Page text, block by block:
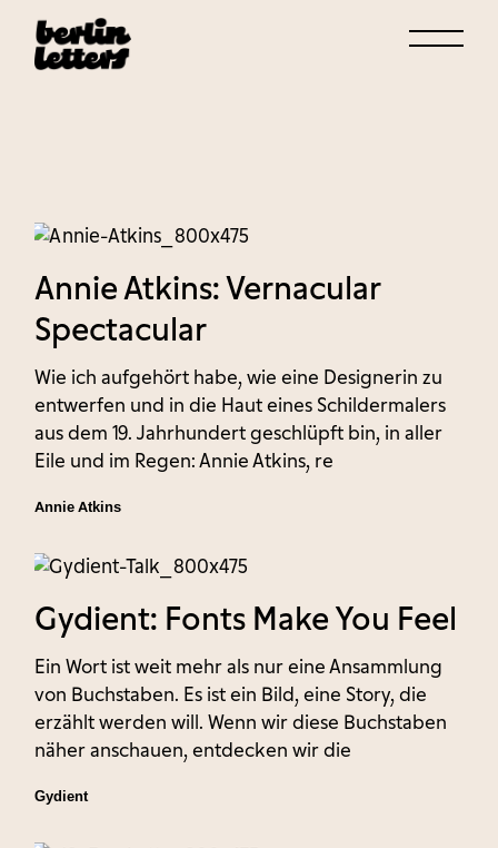
content
Annie Atkins: Vernacular
Spectacular
Wie ich aufgehört habe, wie eine Designerin zu
entwerfen und in die Haut eines Schildermalers
aus dem 19. Jahrhundert geschlüpft bin, in aller
Eile und im Regen: Annie Atkins, re
Annie Atkins
Gydient: Fonts Make You Feel
Ein Wort ist weit mehr als nur eine Ansammlung
von Buchstaben. Es ist ein Bild, eine Story, die
erzählt werden will. Wenn wir diese Buchstaben
näher anschauen, entdecken wir die
Gydient